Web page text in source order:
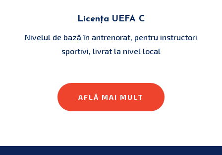
Licența UEFA C
Nivelul de bază în antrenorat, pentru instructori
sportivi, livrat la nivel local
AFLĂ MAI MULT